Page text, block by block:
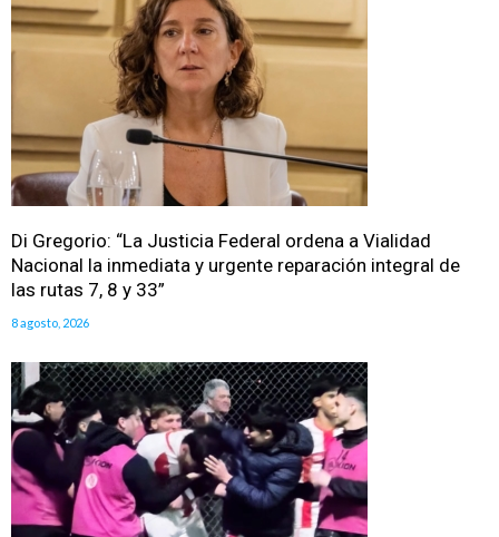
Di Gregorio: “La Justicia Federal ordena a Vialidad
Nacional la inmediata y urgente reparación integral de
las rutas 7, 8 y 33”
8 agosto, 2026